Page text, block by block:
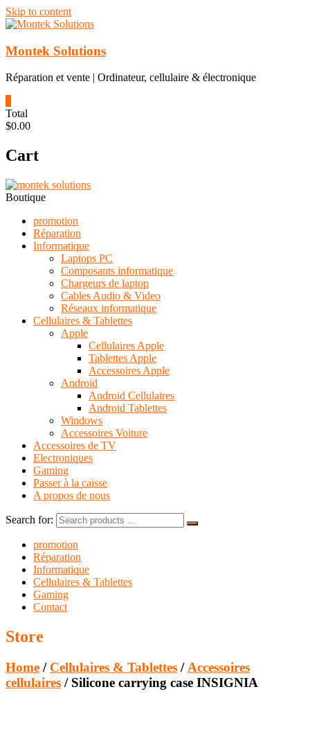
Skip to content
Montek Solutions
Réparation et vente | Ordinateur, cellulaire & électronique
Total
$0.00
Cart
Boutique
promotion
Réparation
Informatique
Laptops PC
Composants informatique
Chargeurs de laptop
Cables Audio & Video
Réseaux informatique
Cellulaires & Tablettes
Apple
Cellulaires Apple
Tablettes Apple
Accessoires Apple
Android
Android Cellulaires
Android Tablettes
Windows
Accessoires Voiture
Accessoires de TV
Electroniques
Gaming
Passer à la caisse
A propos de nous
Search for:
promotion
Réparation
Informatique
Cellulaires & Tablettes
Gaming
Contact
Store
Home / Cellulaires & Tablettes / Accessoires
cellulaires / Silicone carrying case INSIGNIA